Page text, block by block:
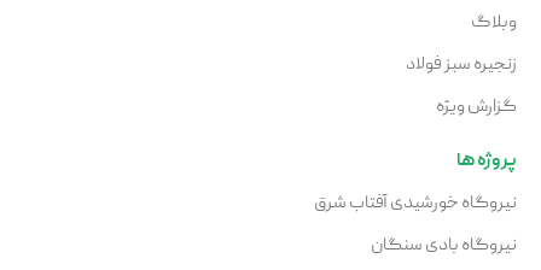
وبلاگ
زنجیره سبز فولاد
گزارش ویژه
پروژه ها
نیروگاه خورشیدی آفتاب شرق
نیروگاه بادی سنگان